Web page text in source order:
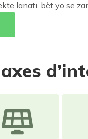
lanati, bèt yo se